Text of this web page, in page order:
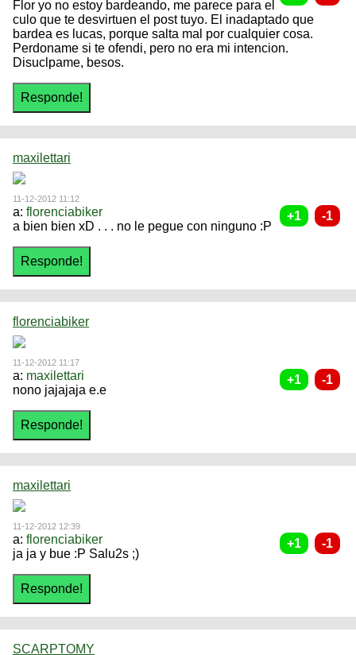
Flor yo no estoy bardeando, me parece para el
culo que te desvirtuen el post tuyo. El inadaptado que
bardea es lucas, porque salta mal por cualquier cosa.
Perdoname si te ofendi, pero no era mi intencion.
Disuclpame, besos.
maxilettari
11-12-2012 11:12
a: florenciabiker
a bien bien xD . . . no le pegue con ninguno :P
florenciabiker
11-12-2012 11:17
a: maxilettari
nono jajajaja e.e
maxilettari
11-12-2012 12:39
a: florenciabiker
ja ja y bue :P Salu2s ;)
SCARPTOMY